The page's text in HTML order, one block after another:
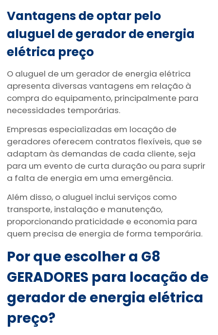
Vantagens de optar pelo
aluguel degerador de energia
elétrica preço
O aluguel de um gerador de energia elétrica
apresenta diversas vantagens em relação à
compra do equipamento, principalmente para
necessidades temporárias.
Empresas especializadas em locação de
geradores oferecem contratos flexíveis, que se
adaptam às demandas de cada cliente, seja
para um evento de curta duração ou para suprir
a falta de energia em uma emergência.
Além disso, o aluguel inclui serviços como
transporte, instalação e manutenção,
proporcionando praticidade e economia para
quem precisa de energia de forma temporária.
Por que escolher a G8
GERADORES para locação de
gerador de energia elétrica
preço?